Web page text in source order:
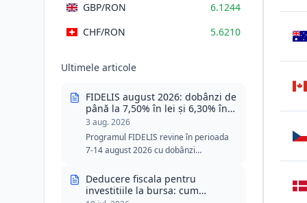
GBP/RON
6.1244
CHF/RON 5.6210
Ultimele articole
FIDELIS august 2026: dobânzi de
până la 7,50% în lei și 6,30% în
euro
3 aug. 2026
Programul FIDELIS revine în perioada
7-14 august 2026 cu dobânzi
6,30% în euro. Ediția din august include
două tranșe speciale pentru donatorii
Deducere fiscala pentru
investitiile la bursa: cum